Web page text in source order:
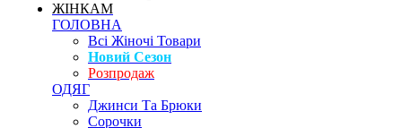
ЖІНКАМ
ГОЛОВНА
Всі Жіночі Товари
Новий Сезон
Розпродаж
ОДЯГ
Джинси Та Брюки
Сорочки